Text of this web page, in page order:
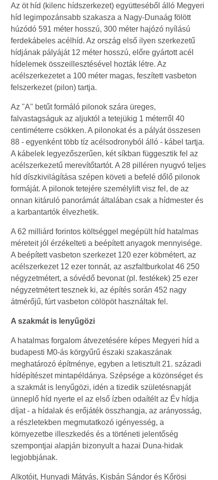
Az öt híd (kilenc hídszerkezet) együtteséből álló Megyeri
híd legimpozánsabb szakasza a Nagy-Dunaág fölött
húzódó 591 méter hosszú, 300 méter hajózó nyílású
ferdekábeles acélhíd. Az ország első ilyen szerkezetű
hídjának pályáját 12 méter hosszú, előre gyártott acél
hídelemek összeillesztésével hozták létre. Az
acélszerkezetet a 100 méter magas, feszített vasbeton
felszerkezet (pilon) tartja.
Az "A" betűt formáló pilonok szára üreges,
falvastagságuk az aljuktól a tetejükig 1 méterről 40
centiméterre csökken. A pilonokat és a pályát összesen
88 - egyenként több tíz acélsodronyból álló - kábel tartja.
A kábelek legyezőszerűen, két síkban függesztik fel az
acélszerkezetű merevítőtartót. A 28 pilléren nyugvó teljes
híd díszkivilágítása szépen követi a befelé dőlő pilonok
formáját. A pilonok tetejére személylift visz fel, de az
onnan kitáruló panorámát általában csak a hídmester és
a karbantartók élvezhetik.
A 62 milliárd forintos költséggel megépült híd hatalmas
méreteit jól érzékelteti a beépített anyagok mennyisége.
A beépített vasbeton szerkezet 120 ezer köbmétert, az
acélszerkezet 12 ezer tonnát, az aszfaltburkolat 46 250
négyzetmétert, a sóvédő bevonat (pl. festékek) 25 ezer
négyzetmétert tesznek ki, az építés során 452 nagy
átmérőjű, fúrt vasbeton cölöpöt használtak fel.
A szakmát is lenyűgözi
A hatalmas forgalom átvezetésére képes Megyeri híd a
budapesti M0-ás körgyűrű északi szakaszának
meghatározó építménye, egyben a letisztult 21. századi
hídépítészet mintapéldánya. Szépsége a közönséget és
a szakmát is lenyűgözi, idén a tizedik születésnapját
ünneplő híd nyerte el az első ízben odaítélt az Év hídja
díjat - a hídalak és erőjáték összhangja, az arányosság,
a részletekben megmutatkozó igényesség, a
környezetbe illeszkedés és a történeti jelentőség
szempontjai alapján bizonyult a hazai Duna-hidak
legjobbjának.
Alkotóit, Hunyadi Mátyás, Kisbán Sándor és Kőrösi